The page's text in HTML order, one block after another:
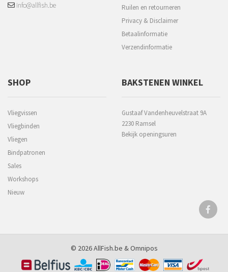
info@allfish.be
Ruilen en retourneren
Privacy & Disclaimer
Betaalinformatie
Verzendinformatie
SHOP
Vliegvissen
Vliegbinden
Vliegen
Bindpatronen
Sales
Workshops
Nieuw
BAKSTENEN WINKEL
Gustaaf Vandenheuvelstraat 9A
2230 Ramsel
Bekijk openingsuren
© 2026 AllFish.be &Omnipos